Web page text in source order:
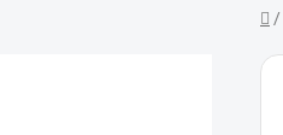
/